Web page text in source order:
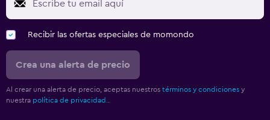
Recibir las ofertas especiales de momondo
Crea una alerta de precio
Al crear una alerta de precio, aceptas nuestros términos y condiciones y
nuestra política de privacidad.